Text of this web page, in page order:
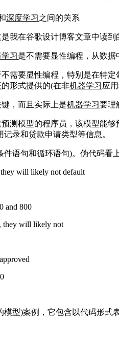
深度学习之间的关系
我在谷歌设计博客文章中读到
习是不需要显性编程，从数据
需要显性编程，特别是在特
的形式提供的(在非机器学习应
，而且实际上是机器学习要理
测模型的程序员，该模型能
录和贷款申请类型等信息。
语句和循环语句)。伪代码看
they will likely not default
and 800
they will likely not
型)案例，它包含以代码形